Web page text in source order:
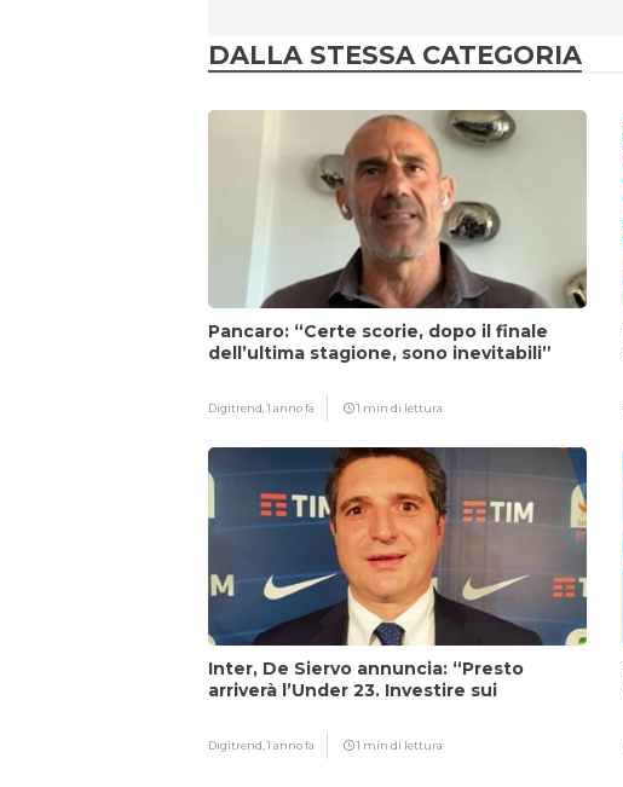
DALLA STESSA CATEGORIA
Pancaro: “Certe scorie, dopo il finale
dell’ultima stagione, sono inevitabili”
Digitrend,1 anno fa 1 min di lettura
Inter, De Siervo annuncia: “Presto
arriverà l’Under 23. Investire sui
Digitrend,1 anno fa 1 min di lettura